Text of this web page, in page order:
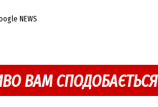
NEWS
ВАМ СПОДОБАЄТЬСЯ